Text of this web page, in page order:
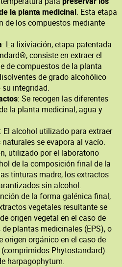
la planta medicinal. Esta etapa
de los compuestos mediante
: La lixiviación, etapa patentada
consiste en extraer el
de compuestos de la planta
de grado alcohólico
su integridad.
: Se recogen las diferentes
la planta medicinal, agua y
: El alcohol utilizado para extraer
naturales se evapora al vacío.
utilizado por el laboratorio
de la composición final de la
tinturas madre, los extractos
sin alcohol.
de la forma galénica final,
vegetales resultante se
origen vegetal en el caso de
plantas medicinales (EPS), o
origen orgánico en el caso de
Phytostandard).
harpagophytum.